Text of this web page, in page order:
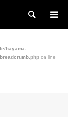
検索
hayama-
on line